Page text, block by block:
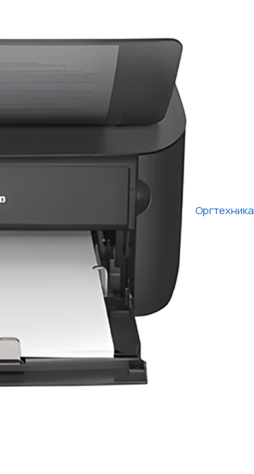
Оргтехника